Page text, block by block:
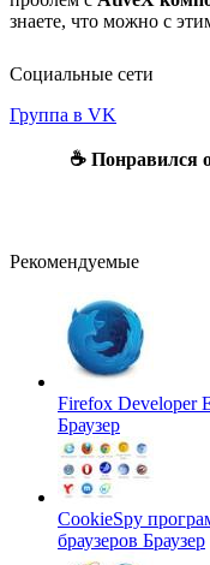
знаете, что можно с
Социальные сети
Группа в VK
☕ Понравился
Рекомендуемые
Firefox Developer
Браузер
CookieSpy
браузеров Браузер